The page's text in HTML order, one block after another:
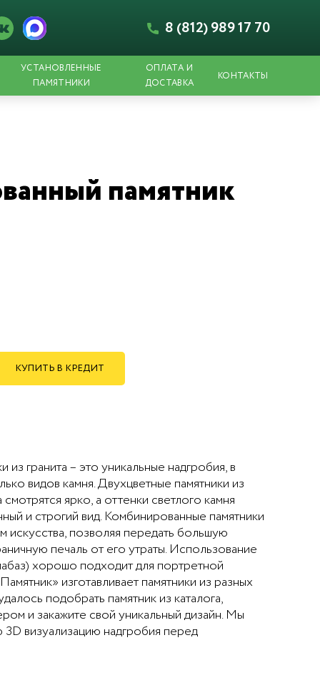
8 (812) 989 17 70
УСТАНОВЛЕННЫЕ
ПАМЯТНИКИ
ОПЛАТА И
ДОСТАВКА
КОНТАКТЫ
памятник
КУПИТЬ В КРЕДИТ
гранита – это уникальные надгробия, в
видов камня. Двухцветные памятники из
ярко, а оттенки светлого камня
и строгий вид. Комбинированные памятники
искусства, позволяя передать большую
печаль от его утраты. Использование
хорошо подходит для портретной
изготавливает памятники из разных
подобрать памятник из каталога,
и закажите свой уникальный дизайн. Мы
визуализацию надгробия перед